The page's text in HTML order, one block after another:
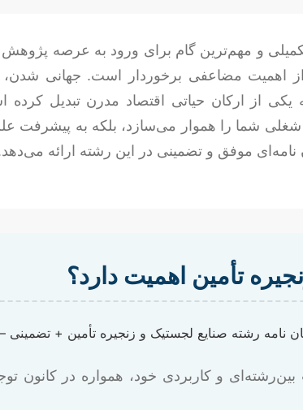
و مهم‌ترین گام برای ورود به عرصه
اهمیت مضاعفی برخوردار است. جهانی شدن،
یکی از ارکان حیاتی اقتصاد مدرن تبدیل
شغلی شما را هموار می‌سازد، بلکه به
نامه‌ای موفق و تضمینی در این رشته ارائه
تأمین اهمیت دارد؟
و کاربردی خود، همواره در کانون